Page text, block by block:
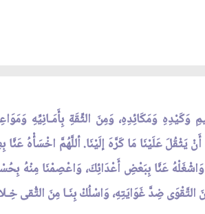
وَكَيْدِهِ وَمَكَائِدِهِ، وَمِنَ الثِّقَةِ بِأَمَـانِيِّهِ
عَلَيْنَا مَا كَرَّهَ إلَيْنَا. أللَّهُمَّ اخْسَأْهُ عَنَّا
عَنَّا بِبَعْضِ أَعْدَائِكَ، وَاعْصِمْنَا مِنْهُ
التَّقْوَى ضِدَّ غَوَايَتِهِ، وَاسْلُكْ بِنَـا مِنَ التُّقى